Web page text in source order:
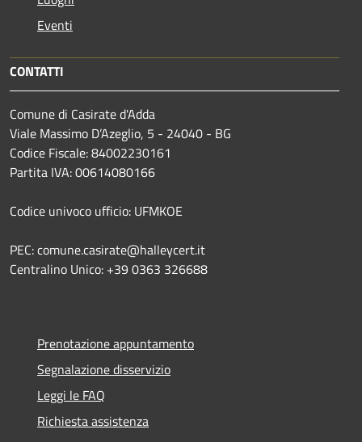
Eventi
CONTATTI
Comune di Casirate d'Adda
Viale Massimo D’Azeglio, 5 - 24040 - BG
Codice Fiscale: 84002230161
Partita IVA: 00614080166
Codice univoco ufficio: UFMKOE
PEC: comune.casirate@halleycert.it
Centralino Unico: +39 0363 326688
Prenotazione appuntamento
Segnalazione disservizio
Leggi le FAQ
Richiesta assistenza